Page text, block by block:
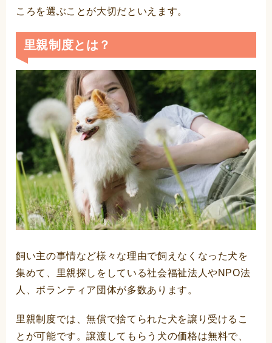
ころを選ぶことが大切だといえます。
里親制度とは？
飼い主の事情など様々な理由で飼えなくなった犬を
集めて、里親探しをしている社会福祉法人やNPO法
人、ボランティア団体が多数あります。
里親制度では、無償で捨てられた犬を譲り受けるこ
とが可能です。譲渡してもらう犬の価格は無料で、